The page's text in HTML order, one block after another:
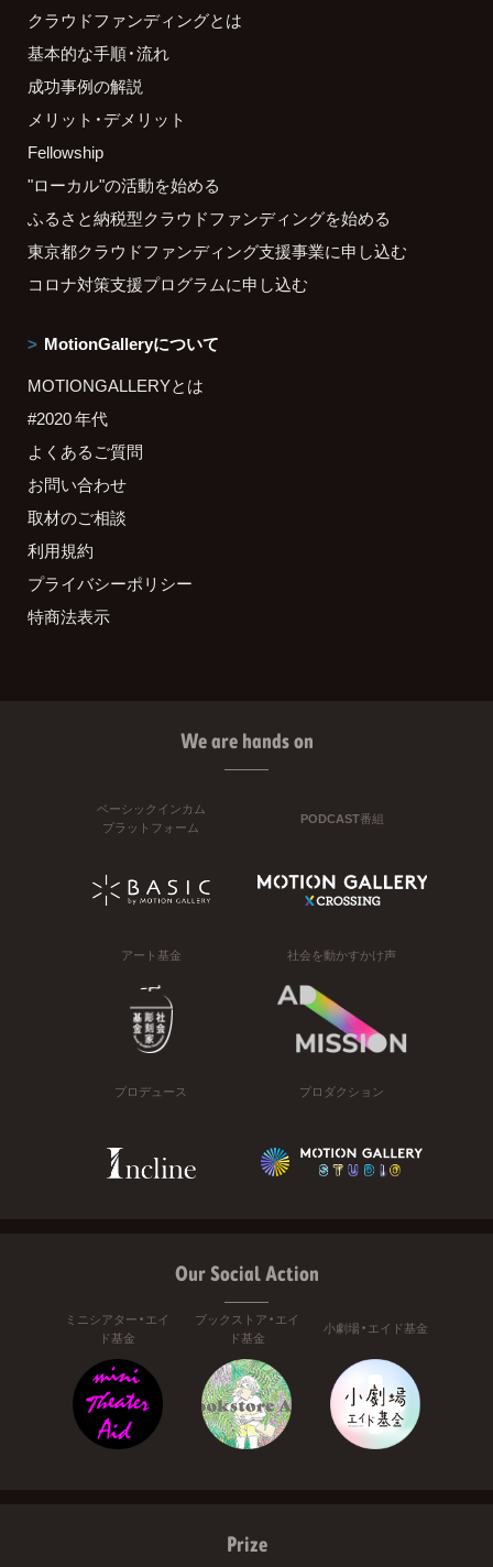
クラウドファンディングとは
基本的な手順・流れ
成功事例の解説
メリット・デメリット
Fellowship
"ローカル"の活動を始める
ふるさと納税型クラウドファンディングを始める
東京都クラウドファンディング支援事業に申し込む
コロナ対策支援プログラムに申し込む
MotionGalleryについて
MOTIONGALLERYとは
#2020 年代
よくあるご質問
お問い合わせ
取材のご相談
利用規約
プライバシーポリシー
特商法表示
We are hands on
ベーシックインカム
プラットフォーム
PODCAST番組
アート基金 社会を動かすかけ声
プロデュース プロダクション
Our Social Action
ミニシアター・エイ
ド基金
ブックストア・エイ
ド基金
小劇場・エイド基金
Prize